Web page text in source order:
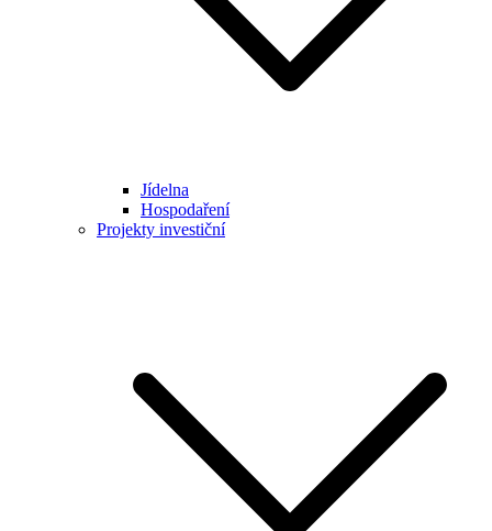
Jídelna
Hospodaření
Projekty investiční